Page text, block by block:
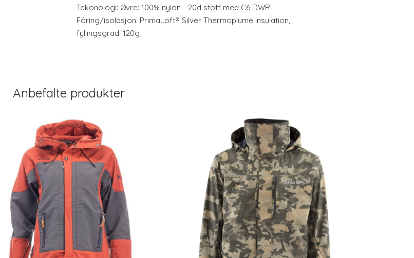
Tekonologi: Øvre: 100% nylon - 20d stoff med C6 DWR
Fôring/isolasjon: PrimaLoft® Silver Thermoplume Insulation,
fyllingsgrad: 120g
Anbefalte produkter